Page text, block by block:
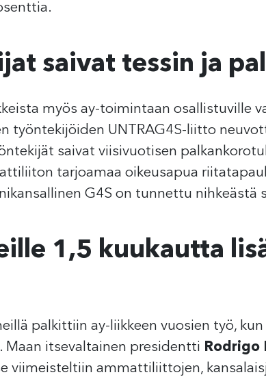
saivat tessin ja
myös ay-toimintaan osallistuville
työntekijöiden UNTRAG4S-liitto
saivat viisivuotisen
tarjoamaa oikeusapua
G4S on tunnettu nihkeästä
1,5 kuukautta
palkittiin ay-liikkeen vuosien työ,
Maan itsevaltainen presidentti Rodrigo
viimeisteltiin ammattiliittojen,